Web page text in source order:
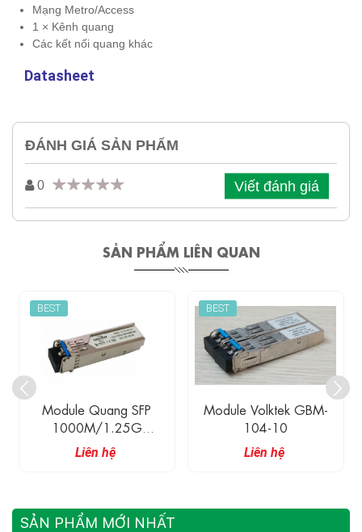
Mạng Metro/Access
1 × Kênh quang
Các kết nối quang khác
Datasheet
ĐÁNH GIÁ SẢN PHẨM
0 Viết đánh giá
SẢN PHẨM LIÊN QUAN
BEST
Module Volktek GBM-
104-10
Liên hệ
BEST
JD089B Module Đồng
HPE H3C 1G SFP RJ45
Transceiver 100M
Liên hệ
SẢN PHẨM MỚI NHẤT